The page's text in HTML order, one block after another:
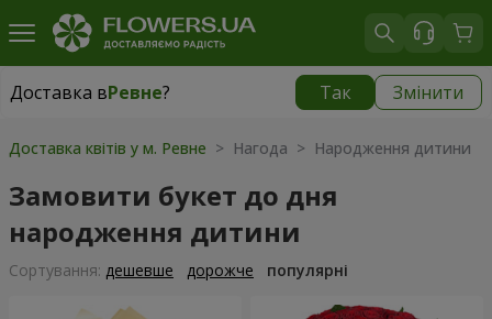
Доставка вРевне? Так Змінити
Доставка вРевне
Доставка квітів у м. Ревне > Нагода > Народження дитини
Замовити букет до дня
народження дитини
Сортування: дешевше дорожче популярні